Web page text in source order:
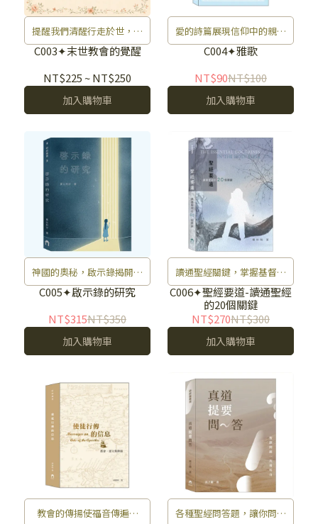
提醒我們清醒行走於世，迎
接主的日子。
C003✦末世教會的覺醒
NT$225 ~NT$250
加入購物車
愛的詩篇展現信仰中的親密
美好。
C004✦雅歌
NT$90NT$100
加入購物車
神國的奧秘，啟示錄揭開未
來之光。
C005✦啟示錄的研究
NT$315NT$350
加入購物車
讀通聖經關鍵，掌握基督信
仰重點。
C006✦聖經要道-讀通聖經
的20個關鍵
NT$270NT$300
加入購物車
教會的傳揚使福音傳遍大
各種聖經問答題，讓你問題